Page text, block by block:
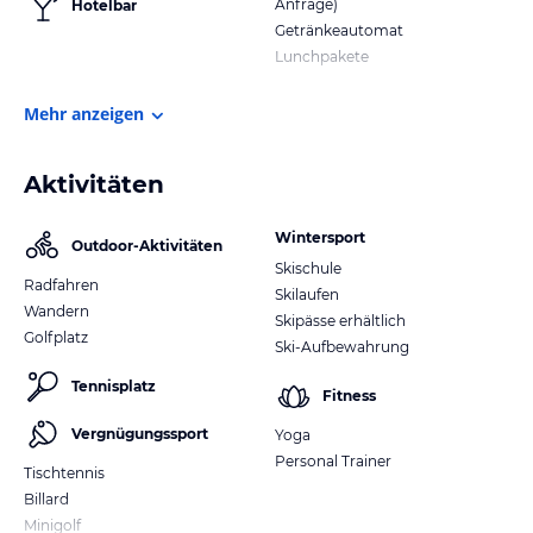
Hotelbar
Anfrage)
Getränkeautomat
Lunchpakete
Mehr anzeigen
Aktivitäten
Outdoor-Aktivitäten
Radfahren
Wandern
Golfplatz
Tennisplatz
Vergnügungssport
Tischtennis
Billard
Minigolf
Wintersport
Skischule
Skilaufen
Skipässe erhältlich
Ski-Aufbewahrung
Fitness
Yoga
Personal Trainer